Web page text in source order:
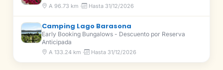
A 96.73 km · Hasta 31/12/2026
Camping Lago Barasona
Early Booking Bungalows - Descuento por Reserva
Anticipada
A 133.24 km · Hasta 31/12/2026